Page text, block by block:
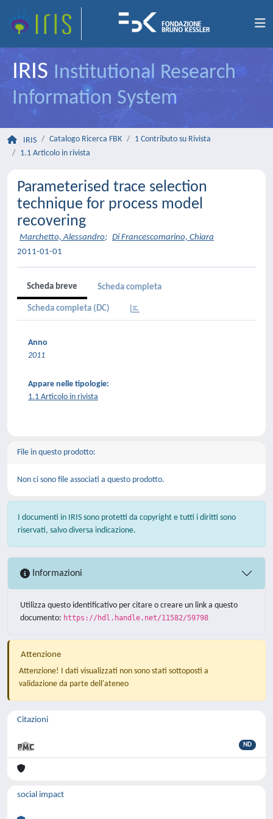
IRIS Institutional Research
Information System
IRIS Catalogo Ricerca FBK
1 Contributo su Rivista
1.1 Articolo in rivista
Parameterised trace selection
technique for process model
recovering
Marchetto, Alessandro; Di Francescomarino, Chiara
2011-01-01
Scheda breve Scheda completa
Scheda completa (DC)
Anno
2011
Appare nelle tipologie:
1.1 Articolo in rivista
File in questo prodotto:
Non ci sono file associati a questo prodotto.
I documenti in IRIS sono protetti da copyright e tutti i diritti sono
riservati, salvo diversa indicazione.
Informazioni
Utilizza questo identificativo per citare o creare un link a questo
documento: https://hdl.handle.net/11582/59798
Attenzione
Attenzione! I dati visualizzati non sono stati sottoposti a
validazione da parte dell'ateneo
Citazioni
ND
social impact